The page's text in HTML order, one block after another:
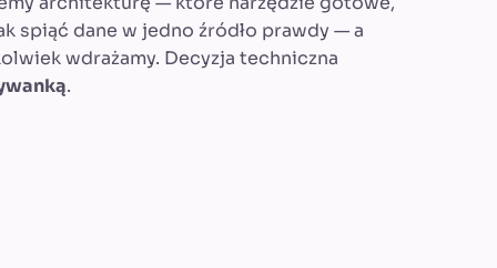
spiąć dane w jedno źródło prawdy — a
wdrażamy. Decyzja techniczna
.